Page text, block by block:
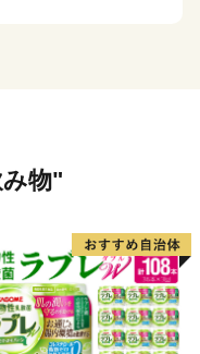
合言葉に市政移行を
物"